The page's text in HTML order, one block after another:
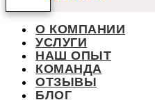
О КОМПАНИИ
УСЛУГИ
НАШ ОПЫТ
КОМАНДА
ОТЗЫВЫ
БЛОГ